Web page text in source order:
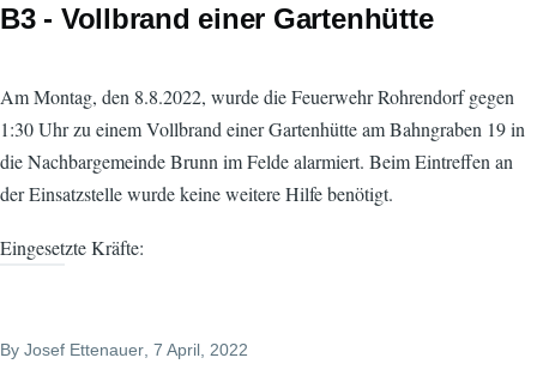
B3 - Vollbrand einer Gartenhütte
Am Montag, den 8.8.2022, wurde die Feuerwehr Rohrendorf gegen
1:30 Uhr zu einem Vollbrand einer Gartenhütte am Bahngraben 19 in
die Nachbargemeinde Brunn im Felde alarmiert. Beim Eintreffen an
der Einsatzstelle wurde keine weitere Hilfe benötigt.
Eingesetzte Kräfte:
By Josef Ettenauer , 7 April, 2022